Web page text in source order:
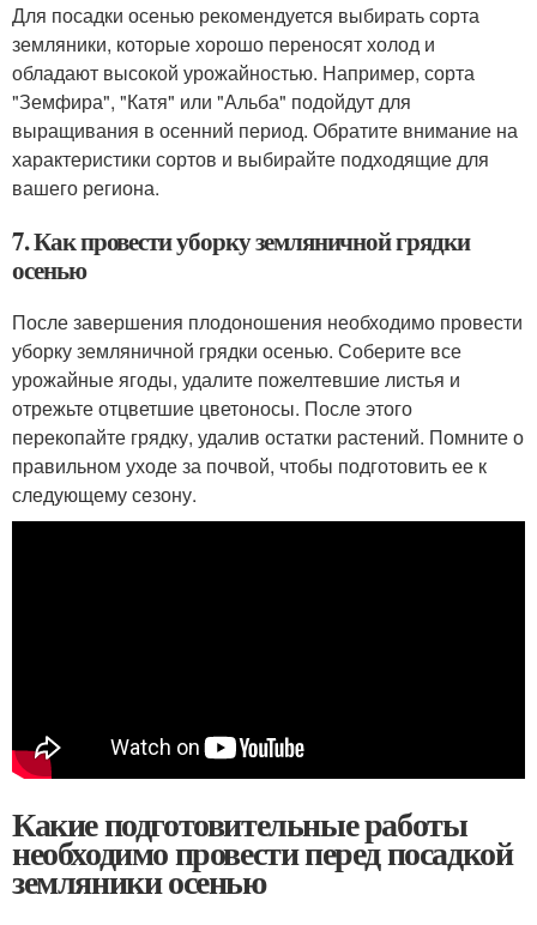
Для посадки осенью рекомендуется выбирать сорта
земляники, которые хорошо переносят холод и
обладают высокой урожайностью. Например, сорта
"Земфира", "Катя" или "Альба" подойдут для
выращивания в осенний период. Обратите внимание на
характеристики сортов и выбирайте подходящие для
вашего региона.
7. Как провести уборку земляничной грядки
осенью
После завершения плодоношения необходимо провести
уборку земляничной грядки осенью. Соберите все
урожайные ягоды, удалите пожелтевшие листья и
отрежьте отцветшие цветоносы. После этого
перекопайте грядку, удалив остатки растений. Помните о
правильном уходе за почвой, чтобы подготовить ее к
следующему сезону.
Какие подготовительные работы
необходимо провести перед посадкой
земляники осенью